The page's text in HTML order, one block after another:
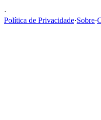
·
Política de Privacidade·Sobre·